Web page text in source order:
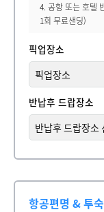
4. 공항 또는 호텔
1회 무료샌딩)
픽업장소
반납후 드랍장소
항공편명 & 투